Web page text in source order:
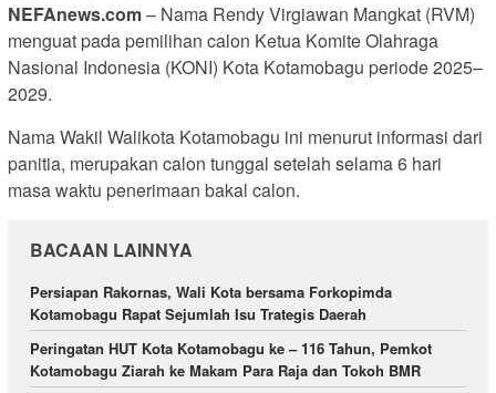
NEFAnews.com– Nama Rendy Virgiawan Mangkat (RVM)
menguat pada pemilihan calon Ketua Komite Olahraga
Nasional Indonesia (KONI) Kota Kotamobagu periode 2025–
2029.
Nama Wakil Walikota Kotamobagu ini menurut informasi dari
panitia, merupakan calon tunggal setelah selama 6 hari
masa waktu penerimaan bakal calon.
BACAAN LAINNYA
Persiapan Rakornas, Wali Kota bersama Forkopimda
Kotamobagu Rapat Sejumlah Isu Trategis Daerah
Peringatan HUT Kota Kotamobagu ke – 116 Tahun, Pemkot
Kotamobagu Ziarah ke Makam Para Raja dan Tokoh BMR